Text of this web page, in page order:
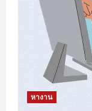
หางาน